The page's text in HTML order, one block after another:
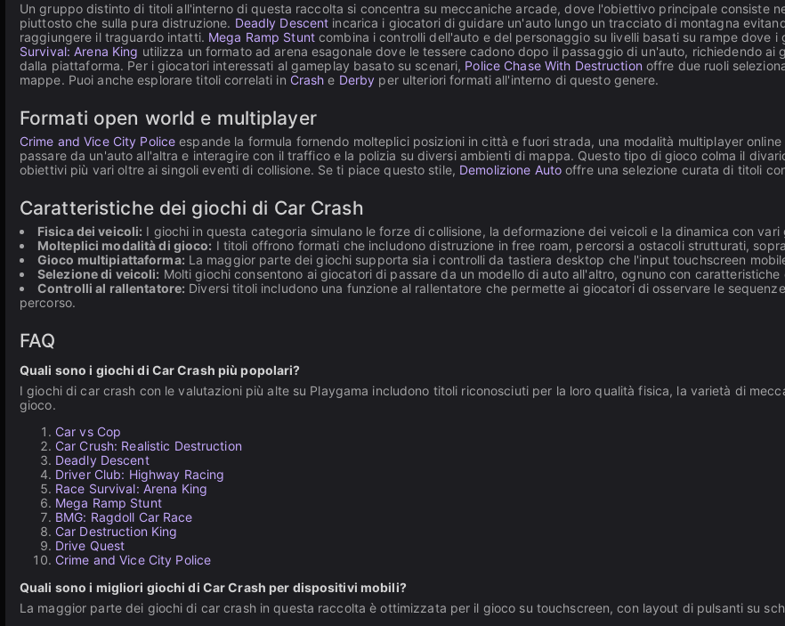
Un gruppo distinto di titoli all'interno di questa raccolta si concentra su meccaniche arcade, dove l'obiettivo principale consiste
piuttosto che sulla pura distruzione. Deadly Descent incarica i giocatori di guidare un'auto lungo un tracciato di montagna
raggiungere il traguardo intatti. Mega Ramp Stuntcombina i controlli dell'auto e del personaggio su livelli basati su rampe dove
Survival: Arena King utilizza un formato ad arena esagonale dove le tessere cadono dopo il passaggio di un'auto, richiedendo
dalla piattaforma. Per i giocatori interessati al gameplay basato su scenari, Police Chase With Destruction offre due ruoli
mappe. Puoi anche esplorare titoli correlati in Crash e Derby per ulteriori formati all'interno di questo genere.
Formati open world e multiplayer
Crime and Vice City Police espande la formula fornendo molteplici posizioni in città e fuori strada, una modalità multiplayer
passare da un'auto all'altra e interagire con il traffico e la polizia su diversi ambienti di mappa. Questo tipo di gioco colma il
obiettivi più vari oltre ai singoli eventi di collisione. Se ti piace questo stile, Demolizione Auto offre una selezione curata di titoli
Caratteristiche dei giochi di Car Crash
Fisica dei veicoli: I giochi in questa categoria simulano le forze di collisione, la deformazione dei veicoli e la dinamica con vari
Molteplici modalità di gioco: I titoli offrono formati che includono distruzione in free roam, percorsi a ostacoli strutturati,
Gioco multipiattaforma: La maggior parte dei giochi supporta sia i controlli da tastiera desktop che l'input touchscreen
Selezione di veicoli: Molti giochi consentono ai giocatori di passare da un modello di auto all'altro, ognuno con
Controlli al rallentatore: Diversi titoli includono una funzione al rallentatore che permette ai giocatori di osservare le
percorso.
FAQ
Quali sono i giochi di Car Crash più popolari?
I giochi di car crash con le valutazioni più alte su Playgama includono titoli riconosciuti per la loro qualità fisica, la varietà di
gioco.
Car vs Cop
Car Crush: Realistic Destruction
Deadly Descent
Driver Club: Highway Racing
Race Survival: Arena King
Mega Ramp Stunt
BMG: Ragdoll Car Race
Car Destruction King
Drive Quest
Crime and Vice City Police
Quali sono i migliori giochi di Car Crash per dispositivi mobili?
La maggior parte dei giochi di car crash in questa raccolta è ottimizzata per il gioco su touchscreen, con layout di pulsanti su